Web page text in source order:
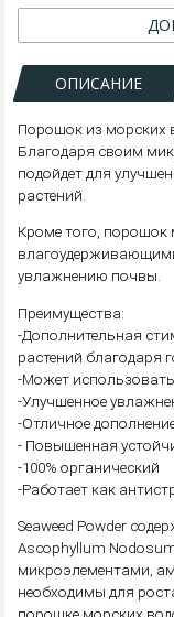
ОПИСАНИЕ
Порошок из морских
Благодаря своим
подойдет для
растений.
Кроме того, порошок
увлажнению почвы.
Преимущества:
-Дополнительная
растений благодаря
-Может
-Улучшенное
-Отличное
- Повышенная
-100% органический
-Работает как
Seaweed Powder
Ascophyllum
микроэлементами,
необходимы для